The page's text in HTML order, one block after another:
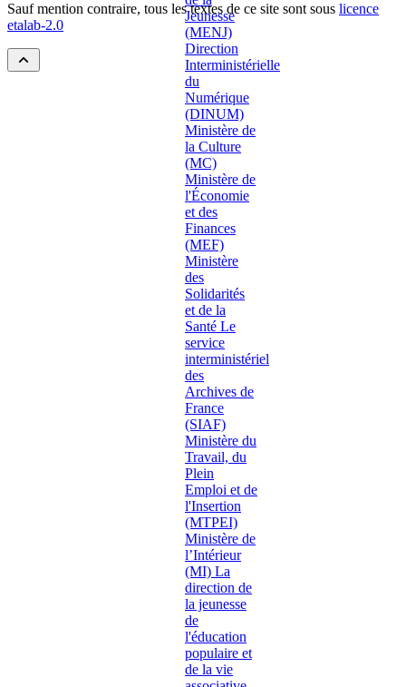
Sauf mention contraire, tous les textes de ce site sont sous licence
etalab-2.0